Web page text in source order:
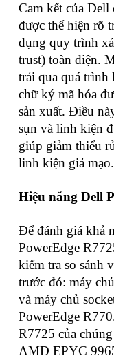
Cam kết của
được thể hiện rõ
dụng quy trình
trust) toàn diện.
trải qua quá trình
chữ ký mã hóa
sản xuất. Điều
sụn và linh kiện
giúp giảm thiểu
linh kiện giả mạo.
Hiệu năng Dell
Để đánh giá khả
PowerEdge
kiểm tra so sánh
trước đó: máy
và máy chủ
PowerEdge
R7725 của
AMD EPYC